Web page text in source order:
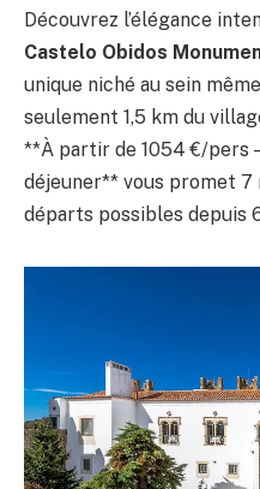
Découvrez l’élégance
Castelo Obidos
unique niché au sein
seulement 1,5 km du
**À partir de 1054 €/pers
déjeuner** vous promet 7
départs possibles depuis